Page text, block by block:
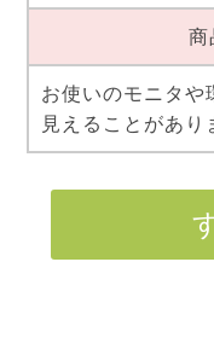
商
お使いのモニタや
見えることがあり